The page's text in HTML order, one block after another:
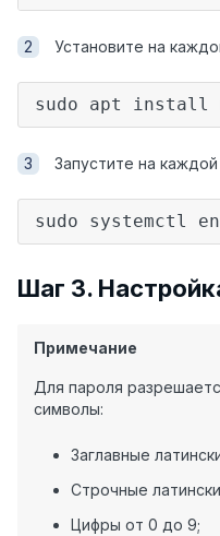
Установите на
sudo apt install
Запустите на
sudo systemctl
Шаг 3.
Примечание
Для пароля
символы:
Заглавные
Строчные
Цифры от 0 до 9;